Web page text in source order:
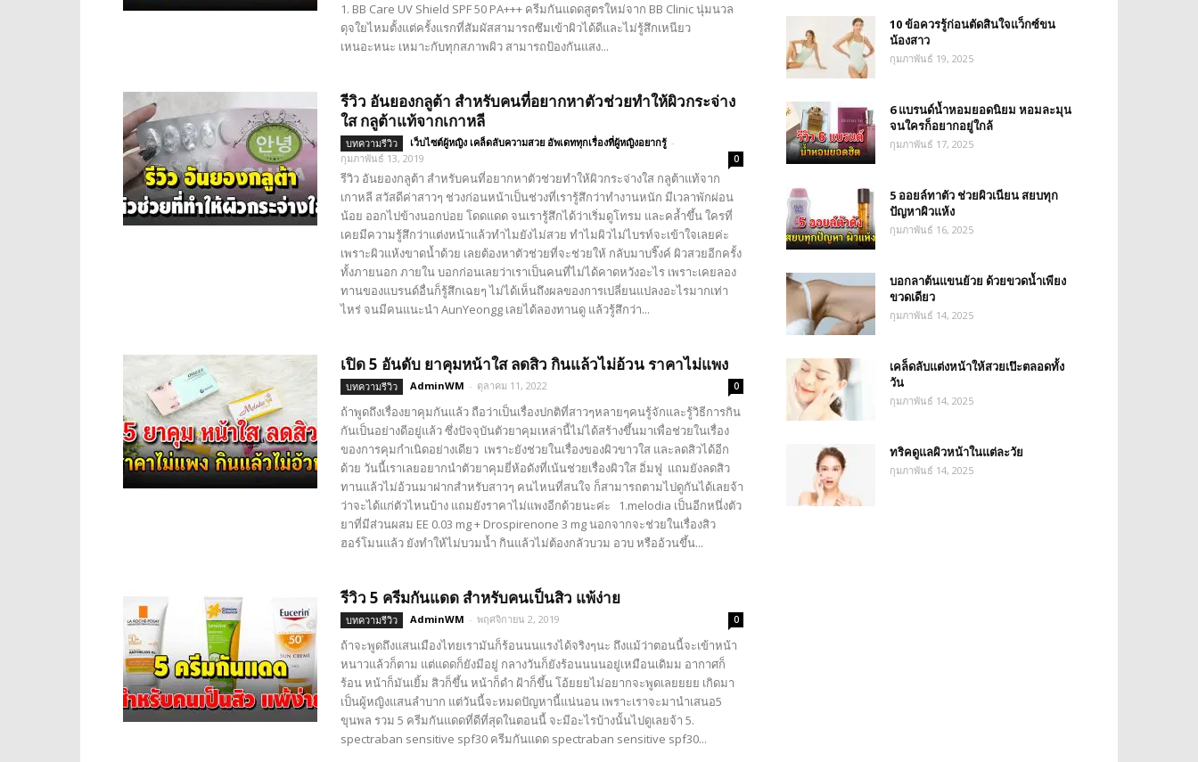
1. BB Care UV Shield SPF 50 PA+++ ครีมกันแดดสูตรใหม่จาก BB Clinic นุ่มนวล
ดุจใยไหมตั้งแต่ครั้งแรกที่สัมผัสสามารถซึมเข้าผิวได้ดีและไม่รู้สึกเหนียว
เหนอะหนะ เหมาะกับทุกสภาพผิว สามารถป้องกันแสง...
รีวิว อันยองกลูต้า สำหรับคนที่อยากหาตัวช่วยทำให้ผิวกระจ่าง
ใส กลูต้าแท้จากเกาหลี
บทความรีวิว เว็บไซต์ผู้หญิง เคล็ดลับความสวย อัพเดททุกเรื่องที่ผู้หญิงอยากรู้ -
กุมภาพันธ์ 13, 2019
0
รีวิว อันยองกลูต้า สำหรับคนที่อยากหาตัวช่วยทำให้ผิวกระจ่างใส กลูต้าแท้จาก
เกาหลี สวัสดีค่าสาวๆ ช่วงก่อนหน้าเป็นช่วงที่เรารู้สึกว่าทำงานหนัก มีเวลาพักผ่อน
น้อย ออกไปข้างนอกบ่อย โดดแดด จนเรารู้สึกได้ว่าเริ่มดูโทรม และคล้ำขึ้น ใครที่
เคยมีความรู้สึกว่าแต่งหน้าแล้วทำไมยังไม่สวย ทำไมผิวไม่ไบรท์จะเข้าใจเลยค่ะ
เพราะผิวแห้งขาดน้ำด้วย เลยต้องหาตัวช่วยที่จะช่วยให้ กลับมาบริ๊งค์ ผิวสวยอีกครั้ง
ทั้งภายนอก ภายใน บอกก่อนเลยว่าเราเป็นคนที่ไม่ได้คาดหวังอะไร เพราะเคยลอง
ทานของแบรนด์อื่นก็รู้สึกเฉยๆ ไม่ได้เห็นถึงผลของการเปลี่ยนแปลงอะไรมากเท่า
ไหร่ จนมีคนแนะนำ AunYeongg เลยได้ลองทานดู แล้วรู้สึกว่า...
เปิด 5 อันดับ ยาคุมหน้าใส ลดสิว กินแล้วไม่อ้วน ราคาไม่แพง
บทความรีวิว AdminWM - ตุลาคม 11, 2022 0
ถ้าพูดถึงเรื่องยาคุมกันแล้ว ถือว่าเป็นเรื่องปกติที่สาวๆหลายๆคนรู้จักและรู้วิธีการกิน
กันเป็นอย่างดีอยู่แล้ว ซึ่งปัจจุบันตัวยาคุมเหล่านี้ไม่ได้สร้างขึ้นมาเพื่อช่วยในเรื่อง
ของการคุมกำเนิดอย่างเดียว เพราะยังช่วยในเรื่องของผิวขาวใส และลดสิวได้อีก
ด้วย วันนี้เราเลยอยากนำตัวยาคุมยี่ห้อดังที่เน้นช่วยเรื่องผิวใส อิ่มฟู แถมยังลดสิว
ทานแล้วไม่อ้วนมาฝากสำหรับสาวๆ คนไหนที่สนใจ ก็สามารถตามไปดูกันได้เลยจ้า
ว่าจะได้แก่ตัวไหนบ้าง แถมยังราคาไม่แพงอีกด้วยนะค่ะ 1.melodia เป็นอีกหนึ่งตัว
ยาที่มีส่วนผสม EE 0.03 mg + Drospirenone 3 mg นอกจากจะช่วยในเรื่องสิว
ฮอร์โมนแล้ว ยังทำให้ไม่บวมน้ำ กินแล้วไม่ต้องกลัวบวม อวบ หรืออ้วนขึ้น...
รีวิว 5 ครีมกันแดด สำหรับคนเป็นสิว แพ้ง่าย
บทความรีวิว AdminWM - พฤศจิกายน 2, 2019 0
ถ้าจะพูดถึงแสนเมืองไทยเรามันก็ร้อนนนแรงได้จริงๆนะ ถึงแม้ว่าตอนนี้จะเข้าหน้า
หนาวแล้วก็ตาม แต่แดดก็ยังมีอยู่ กลางวันก็ยังร้อนนนนอยู่เหมือนเดิมม อากาศก็
ร้อน หน้าก็มันเยิ้ม สิวก็ขึ้น หน้าก็ดำ ฝ้าก็ขึ้น โอ้ยยยไม่อยากจะพูดเลยยยย เกิดมา
เป็นผู้หญิงแสนลำบาก แต่วันนี้จะหมดปัญหานี้แน่นอน เพราะเราจะมานำเสนอ5
ขุนพล รวม 5 ครีมกันแดดที่ดีที่สุดในตอนนี้ จะมีอะไรบ้างนั้นไปดูเลยจ้า 5.
spectraban sensitive spf30 ครีมกันแดด spectraban sensitive spf30...
10 ข้อควรรู้ก่อนตัดสินใจแว็กซ์ขน
น้องสาว
กุมภาพันธ์ 19, 2025
6 แบรนด์น้ำหอมยอดนิยม หอมละมุน
จนใครก็อยากอยู่ใกล้
กุมภาพันธ์ 17, 2025
5 ออยล์ทาตัว ช่วยผิวเนียน สยบทุก
ปัญหาผิวแห้ง
กุมภาพันธ์ 16, 2025
บอกลาต้นแขนย้วย ด้วยขวดน้ำเพียง
ขวดเดียว
กุมภาพันธ์ 14, 2025
เคล็ดลับแต่งหน้าให้สวยเป๊ะตลอดทั้ง
วัน
กุมภาพันธ์ 14, 2025
ทริคดูแลผิวหน้าในแต่ละวัย
กุมภาพันธ์ 14, 2025